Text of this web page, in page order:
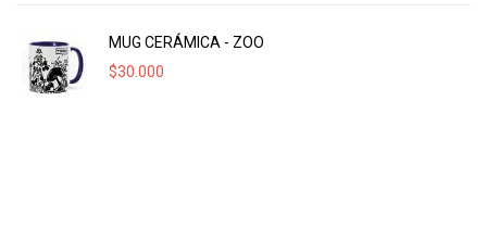
MUG CERÁMICA - ZOO
$30.000